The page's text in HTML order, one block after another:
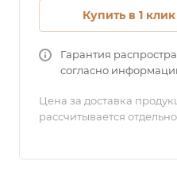
Купить в 1 клик
Гарантия
согласно
Цена за доставка
рассчитывается отдельно.